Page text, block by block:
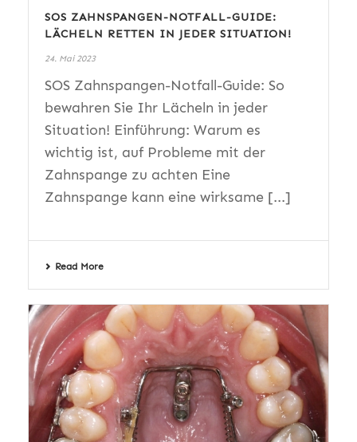
SOS ZAHNSPANGEN-NOTFALL-GUIDE:
LÄCHELN RETTEN IN JEDER SITUATION!
24. Mai 2023
SOS Zahnspangen-Notfall-Guide: So
bewahren Sie Ihr Lächeln in jeder
Situation! Einführung: Warum es
wichtig ist, auf Probleme mit der
Zahnspange zu achten Eine
Zahnspange kann eine wirksame [...]
Read More